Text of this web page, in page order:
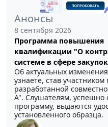
Анонсы
8 сентября 2026
Программа повышения
квалификации "О
системе в сфере
Об актуальных
узнаете, став
разработанной
А". Слушателям, успешно
программу, выдаются
установленного образца.